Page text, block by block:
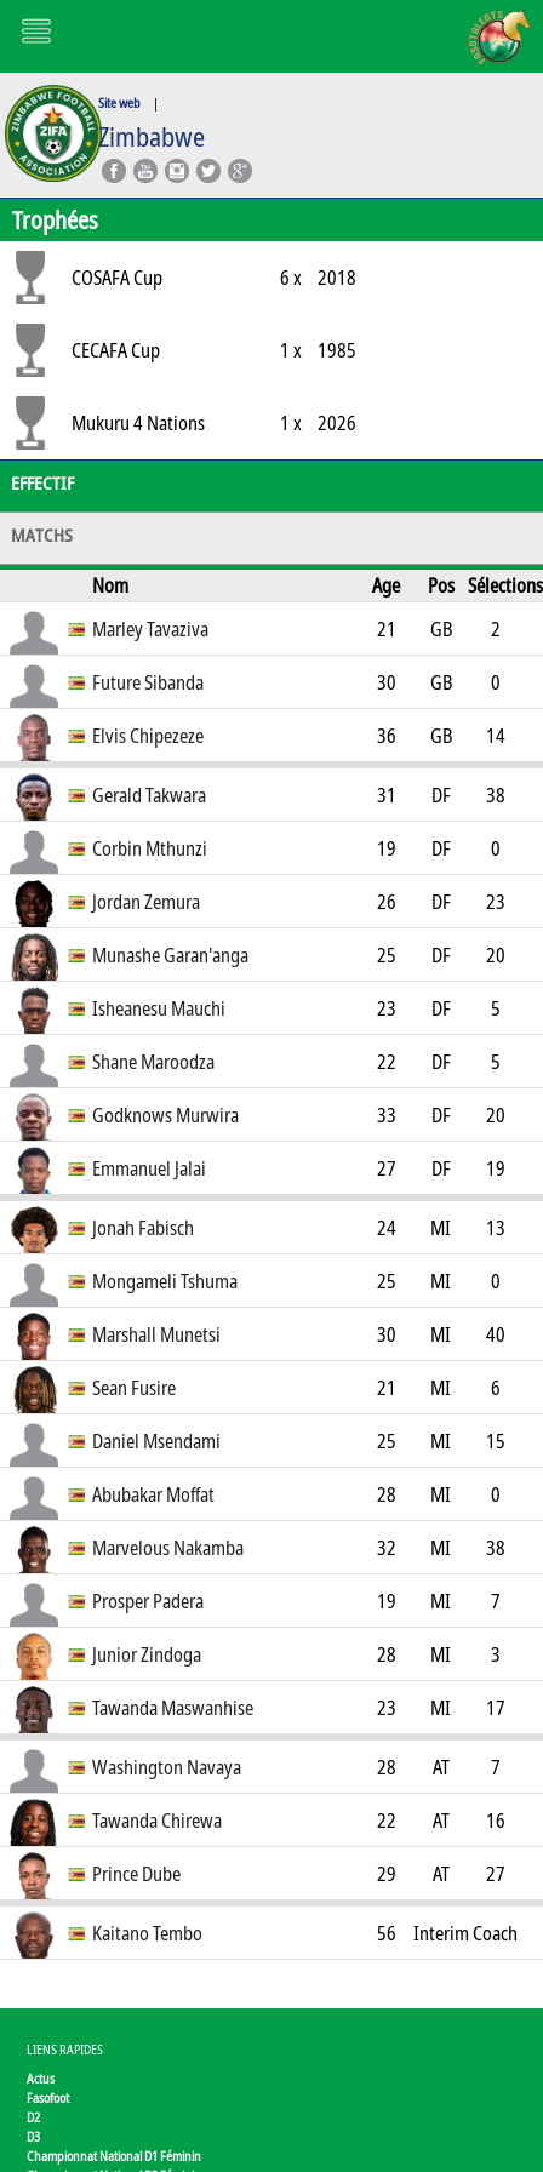
Site web |
Zimbabwe
Trophées
COSAFA Cup 6 x 2018
CECAFA Cup 1 x 1985
Mukuru 4 Nations
Tournament
1 x 2026
EFFECTIF
MATCHS
Nom Age Pos Sélections
Buts
Club
Marley Tavaziva 21 GB
2
0
Brentford FC U23
Future Sibanda 30 GB
0
0
ZPC Kariba FC
Elvis Chipezeze 36 GB
14
0
Magesi FC
Gerald Takwara 31 DF
38
1
Al Ittihad SC Al Misratah
Corbin Mthunzi 19 DF
0
0
Ipswich Town FC U21
Jordan Zemura 26 DF
23
0
Watford FC
Munashe Garan'anga 25 DF
20
1
FC København
Isheanesu Mauchi 23 DF
5
0
Chippa United FC
Shane Maroodza 22 DF
5
0
FK Sarajevo
Godknows Murwira 33 DF
20
0
Scottland FC
Emmanuel Jalai 27 DF
19
0
Jonah Fabisch 24 MI
13
0
FC Erzgebirge Aue
Mongameli Tshuma 25 MI
0
0
Highlanders FC
Marshall Munetsi 30 MI
40
2
Wolverhampton Wanderers
FC
Sean Fusire 21 MI
6
0
Sheffield Wednesday FC
Daniel Msendami 25 MI
15
0
Orlando Pirates FC
Abubakar Moffat 28 MI
0
0
Scottland FC
Marvelous Nakamba 32 MI
38
0
Prosper Padera 19 MI
7
0
Seinäjoen JK
Junior Zindoga 28 MI
3
0
TS Galaxy FC
Tawanda Maswanhise 23 MI
17
2
Motherwell FC
Washington Navaya 28 AT
7
0
Hard Rock FC
Tawanda Chirewa 22 AT
16
3
Wolverhampton Wanderers
FC
Prince Dube 29 AT
27
7
Kaitano Tembo 56 Interim Coach
LIENS RAPIDES
Actus
Fasofoot
D2
D3
Championnat National D1 Féminin